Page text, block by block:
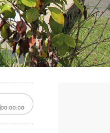
00:00:00